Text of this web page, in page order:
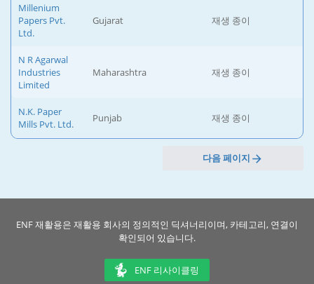
Millenium
Papers Pvt.
Ltd.
Gujarat 재생 종이
N R Agarwal
Industries
Limited
Maharashtra 재생 종이
N.K. Paper
Mills Pvt. Ltd.
Punjab 재생 종이
다음 페이지
ENF 재활용은 재활용 회사의 정의적인 딕셔너리이며, 카테고리, 연결이
확인되어 있습니다.
ENF 리사이클링